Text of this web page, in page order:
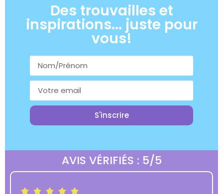
Des trouvailles et
inspirations... juste pour
vous!
S'inscrire
AVIS VÉRIFIÉS : 5/5